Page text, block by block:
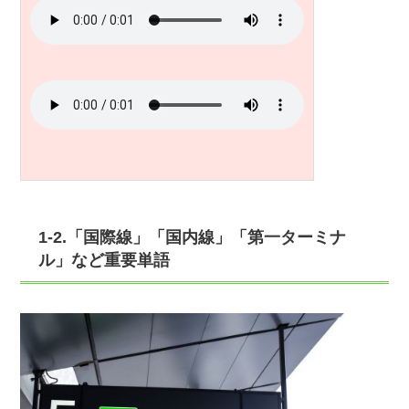
1-2.「国際線」「国内線」「第一ターミナ
ル」など重要単語